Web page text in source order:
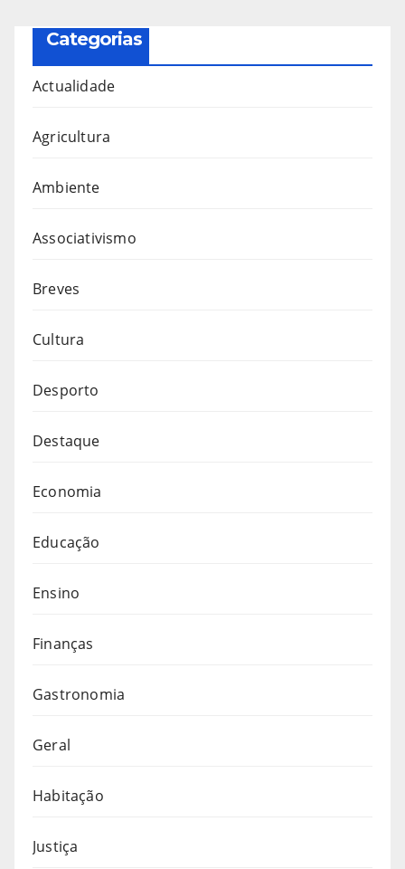
Categorias
Actualidade
Agricultura
Ambiente
Associativismo
Breves
Cultura
Desporto
Destaque
Economia
Educação
Ensino
Finanças
Gastronomia
Geral
Habitação
Justiça